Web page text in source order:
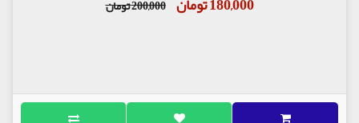
200,000 تومان